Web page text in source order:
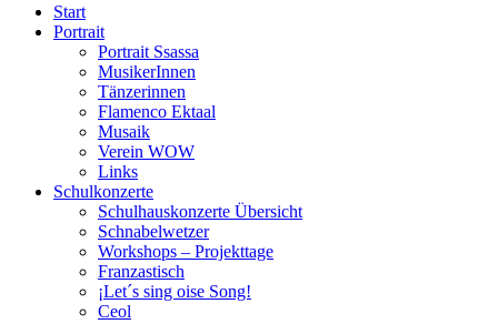
Start
Portrait
Portrait Ssassa
MusikerInnen
Tänzerinnen
Flamenco Ektaal
Musaik
Verein WOW
Links
Schulkonzerte
Schulhauskonzerte Übersicht
Schnabelwetzer
Workshops – Projekttage
Franzastisch
¡Let´s sing oise Song!
Ceol